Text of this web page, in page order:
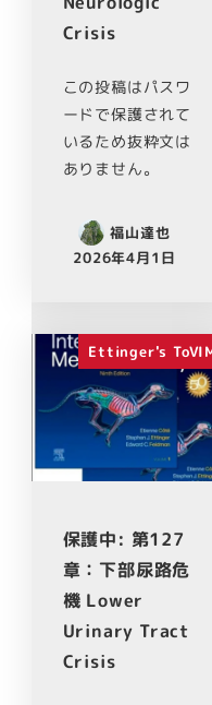
Crisis
この投稿はパスワ
ードで保護されて
いるため抜粋文は
ありません。
福山達也
2026年4月1日
Ettinger's
保護中: 第127
章：下部尿路危
機 Lower
Urinary Tract
Crisis